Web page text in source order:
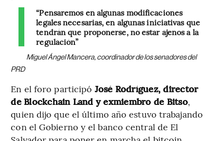
“Pensaremos en algunas modificaciones
legales necesarias, en algunas iniciativas que
tendrán que proponerse, no estar ajenos a la
regulación”
Miguel Ángel Mancera, coordinador de los senadores del
PRD
En el foro participó José Rodríguez, director
de Blockchain Land y exmiembro de Bitso,
quien dijo que el último año estuvo trabajando
con el Gobierno y el banco central de El